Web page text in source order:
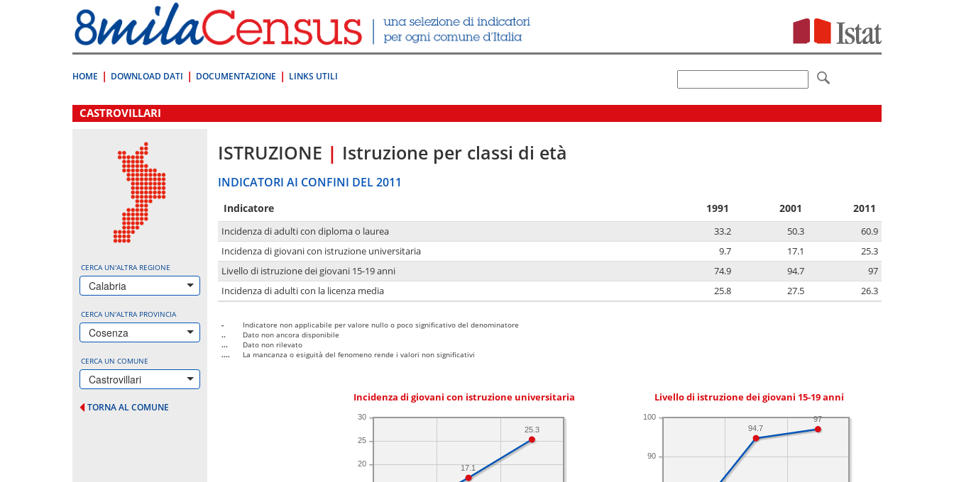
direttamente
a:
Contenuto
HOME DOWNLOAD DATI DOCUMENTAZIONE LINKS UTILI
.
CASTROVILLARI
CERCA UN'ALTRA REGIONE
Calabria
CERCA UN'ALTRA PROVINCIA
Cosenza
CERCA UN COMUNE
Castrovillari
TORNA AL COMUNE
ISTRUZIONE | Istruzione per classi di età
INDICATORI AI CONFINI DEL 2011
Indicatore 1991 2001 2011
Incidenza di adulti con diploma o laurea 33.2 50.3
60.9
Incidenza di giovani con istruzione universitaria
9.7 17.1
25.3
Livello di istruzione dei giovani 15-19 anni
74.9 94.7
97
Incidenza di adulti con la licenza media
25.8 27.5 26.3
-
Indicatore non applicabile per valore nullo o poco significativo del denominatore
..
Dato non ancora disponibile
...
Dato non rilevato
....
La mancanza o esiguità del fenomeno rende i valori non significativi
Incidenza di giovani con istruzione universitaria
20
25
30
25.3
17.1
Livello di istruzione dei giovani 15-19 anni
90
100
97
94.7